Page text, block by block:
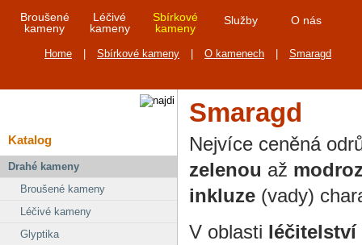
Broušené
kameny
Léčivé
kameny
Sbírkové
kameny
Služby O nás
Home Sbírkové kameny O kamenech Smaragd
Katalog
Drahé kameny
Broušené kameny
Léčivé kameny
Glyptika
Smaragd
Nejvíce ceněná
zelenou až
inkluze (vady)
V oblasti léčitelství